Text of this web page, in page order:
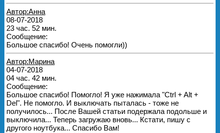
Автор:Анна
08-07-2018
23 час. 52 мин.
Сообщение:
Большое спасибо! Очень помогли))
Автор:Марина
04-07-2018
04 час. 42 мин.
Сообщение:
Большое спасибо! Помогло! Я уже нажимала "Ctrl + Alt +
Del". Не помогло. И выключать пыталась - тоже не
получилось... После Вашей статьи подержала подольше и
выключила... Теперь загружаю вновь... Кстати, пишу с
другого ноутбука... Спасибо Вам!